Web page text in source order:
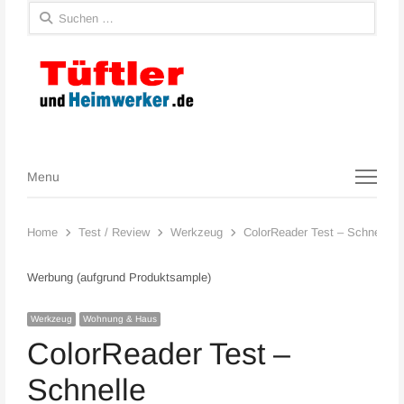
Suchen
nach:
Menu
Menu
Home Test / Review Werkzeug ColorReader Test – Schnelle
Werbung (aufgrund Produktsample)
Werkzeug Wohnung & Haus
ColorReader Test –
Schnelle